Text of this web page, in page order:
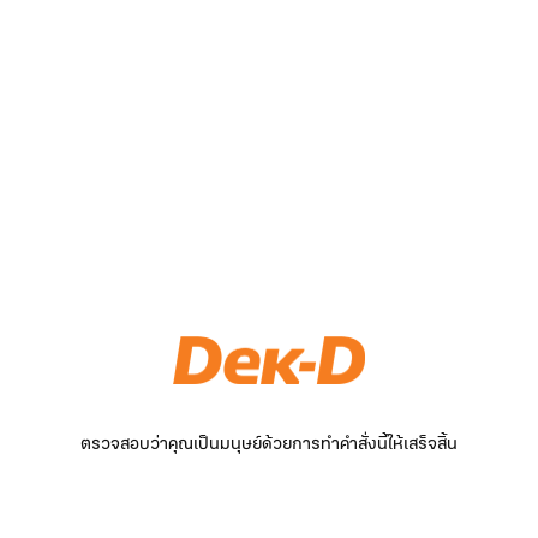
ตรวจสอบว่าคุณเป็นมนุษย์ด้วยการทำคำสั่งนี้ให้เสร็จสิ้น